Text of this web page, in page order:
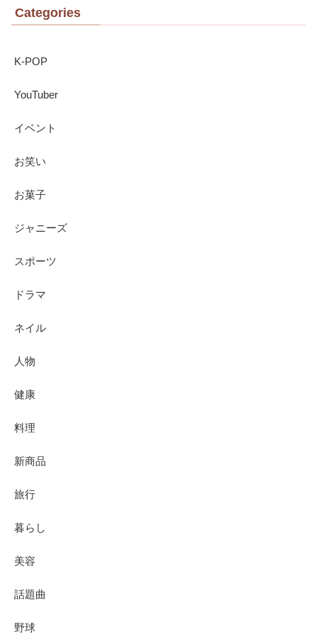
Categories
K-POP
YouTuber
イベント
お笑い
お菓子
ジャニーズ
スポーツ
ドラマ
ネイル
人物
健康
料理
新商品
旅行
暮らし
美容
話題曲
野球